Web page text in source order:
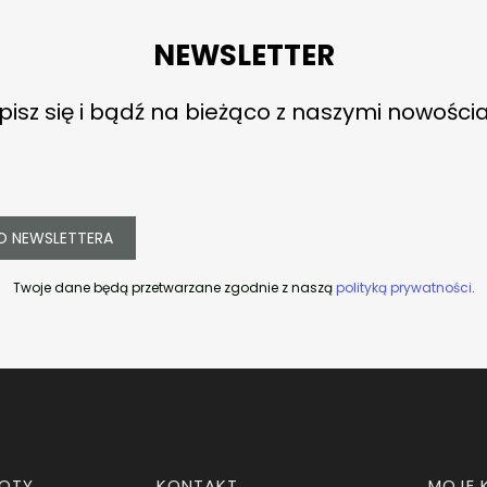
NEWSLETTER
się i bądź na bieżąco z naszymi
NEWSLETTERA
Twoje dane będą przetwarzane zgodnie z nasząpolityką prywatności.